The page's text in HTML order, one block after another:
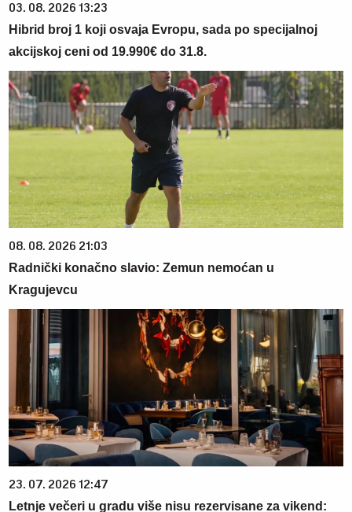
03. 08. 2026 13:23
Hibrid broj 1 koji osvaja Evropu, sada po specijalnoj
akcijskoj ceni od 19.990€ do 31.8.
08. 08. 2026 21:03
Radnički konačno slavio: Zemun nemoćan u
Kragujevcu
23. 07. 2026 12:47
Letnje večeri u gradu više nisu rezervisane za vikend: